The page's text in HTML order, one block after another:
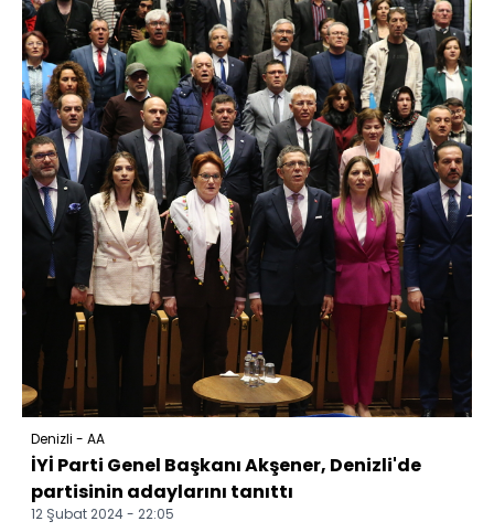
Denizli - AA
İYİ Parti Genel Başkanı Akşener, Denizli'de
partisinin adaylarını tanıttı
12 Şubat 2024 - 22:05